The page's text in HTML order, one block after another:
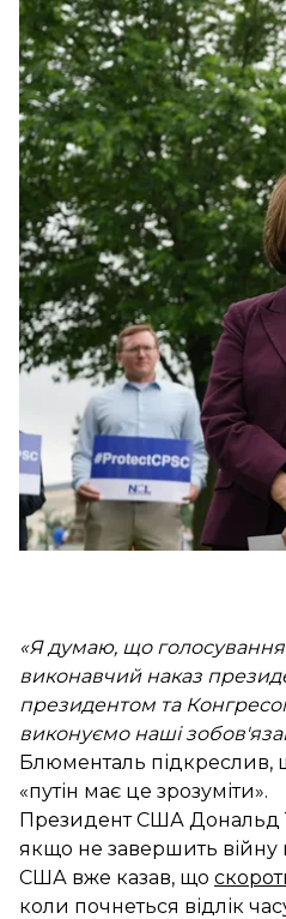
Сенатор Конгресу США
за законопроєкт про
додаткового часу».
Про це співавтор
«Я погоджуюся, що
голосуванням за
але я сильно адвокатую за
Блюменталь пропонує
словами, у Сенаті
«Я думаю, що голосування
виконавчий наказ
президентом та
виконуємо наші
Блюменталь підкреслив,
«путін має це зрозуміти».
Президент США Дональд
якщо не завершить війну
США вже казав, що
коли почнеться відлік